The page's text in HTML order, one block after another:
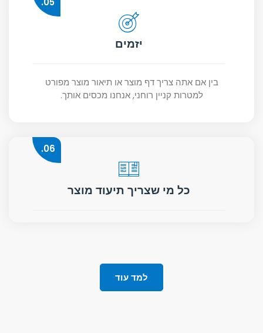
יזמים
בין אם אתה צריך דף מוצר או תיאור מוצר מפורט
למטרות קניין רוחני, אנחנו מכסים אותך.
06.
כל מי שצריך תיעוד מוצר
למד עוד